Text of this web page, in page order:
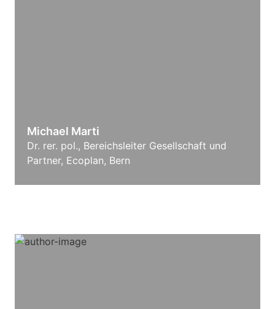
Michael Marti
Dr. rer. pol., Bereichsleiter Gesellschaft und
Partner, Ecoplan, Bern